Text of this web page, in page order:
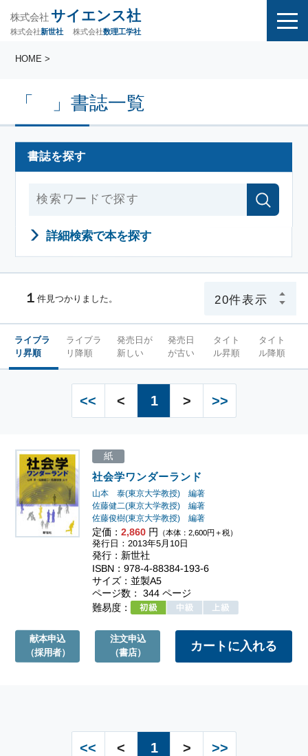
株式会社 サイエンス社
株式会社新世社 株式会社数理工学社
「 」書誌一覧
HOME >
書誌を探す
詳細検索で本を探す
１ 件見つかりました。
ライブラ
リ昇順
ライブラ
リ降順
発売日が
新しい
発売日
が古い
タイト
ル昇順
タイト
ル降順
<< < 1 > >>
社会学ワンダーランド
山本 泰(東京大学教授) 編著
佐藤健二(東京大学教授) 編著
佐藤俊樹(東京大学教授) 編著
定価：2,860 円 （本体：2,600円＋税）
紙
発行日：2013年5月10日
発行：新世社
ISBN：978-4-88384-193-6
サイズ：並製A5
ページ数： 344 ページ
難易度：
献本申込
（採用者）
注文申込
（書店）
<< < 1 > >>